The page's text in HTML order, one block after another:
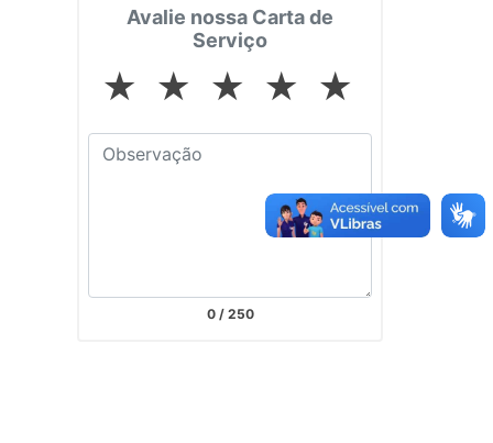
Avalie nossa Carta de
Serviço
★ ★ ★ ★ ★
0/ 250